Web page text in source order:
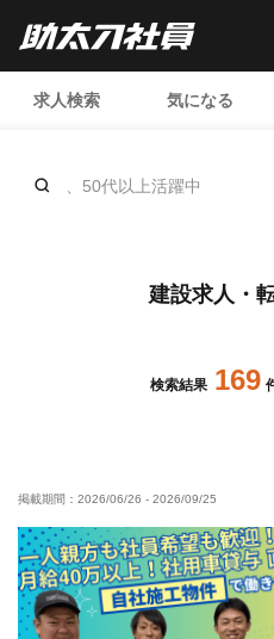
求人検索 気になる
、50代以上活躍中
建設求人・
検索結果 169
掲載期間： 2026/06/26 - 2026/09/25